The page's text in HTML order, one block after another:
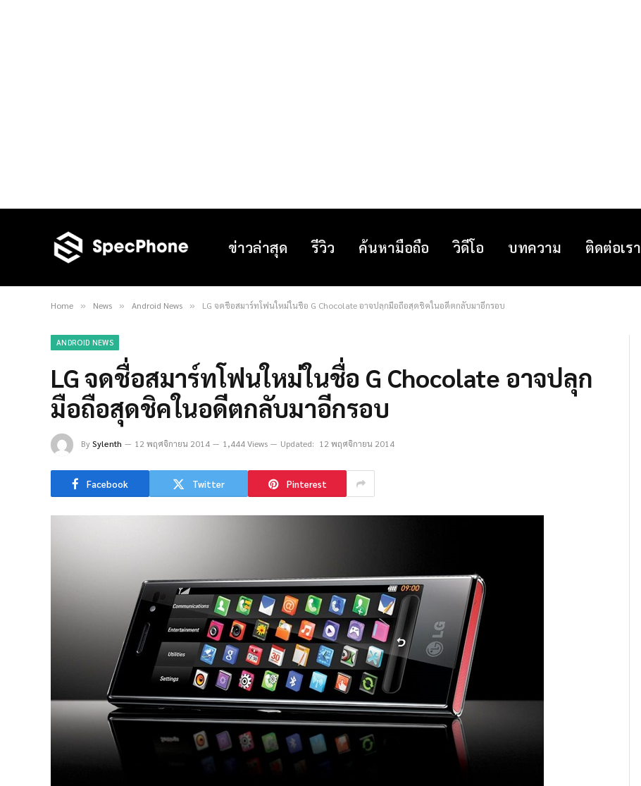
ข่าวล่าสุด รีวิว ค้นหามือถือ วิดีโอ บทความ ติดต่อเรา
Home » News » Android News » LG จดชื่อสมาร์ทโฟนใหม่ในชื่อ G Chocolate อาจปลุกมือถือสุดชิคในอดีตกลับมาอีกรอบ
ANDROID NEWS
LG จดชื่อสมาร์ทโฟนใหม่ในชื่อ G Chocolate อาจปลุก
มือถือสุดชิคในอดีตกลับมาอีกรอบ
BySylenth 12 พฤศจิกายน 2014 1,444 Views Updated: 12 พฤศจิกายน 2014
Facebook Twitter Pinterest